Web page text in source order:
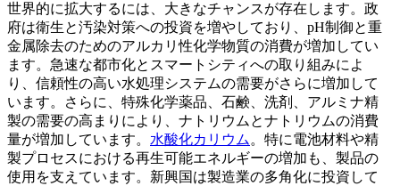
世界的に拡大するには、大きなチャンスが存在します。政
府は衛生と汚染対策への投資を増やしており、pH制御と重
金属除去のためのアルカリ性化学物質の消費が増加してい
ます。急速な都市化とスマートシティへの取り組みによ
り、信頼性の高い水処理システムの需要がさらに増加し​​て
います。さらに、特殊化学薬品、石鹸、洗剤、アルミナ精
製の需要の高まりにより、ナトリウムとナトリウムの消費
量が増加しています。 水酸化カリウム 。特に電池材料や精
製プロセスにおける再生可能エネルギーの増加も、製品の
使用を支えています。新興国は製造業の多角化に投資して